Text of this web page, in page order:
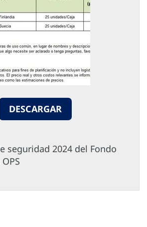
DESCARGAR
seguridad 2024 del Fondo